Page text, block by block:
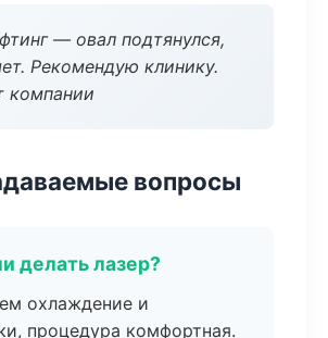
— овал подтянулся,
Рекомендую клинику.
компании
вопросы
делать лазер?
охлаждение и
процедура комфортная.